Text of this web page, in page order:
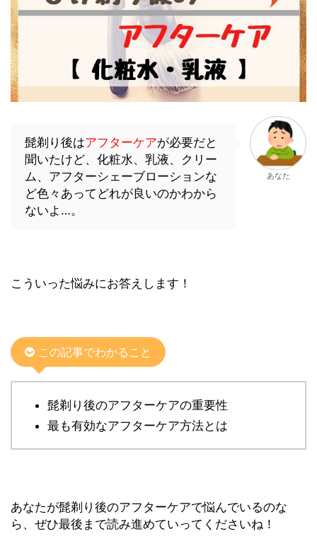
髭剃り後はアフターケアが必要だと
聞いたけど、化粧水、乳液、クリー
ム、アフターシェーブローションな
ど色々あってどれが良いのかわから
ないよ…。
あなた
こういった悩みにお答えします！
この記事でわかること
髭剃り後のアフターケアの重要性
最も有効なアフターケア方法とは
あなたが髭剃り後のアフターケアで悩んでいるのな
ら、ぜひ最後まで読み進めていってくださいね！